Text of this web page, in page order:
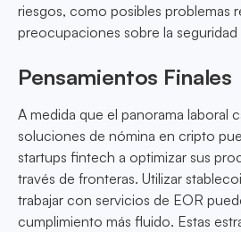
riesgos, como posibles problemas
preocupaciones sobre la seguridad
Pensamientos Finales
A medida que el panorama laboral
soluciones de nómina en cripto
startups fintech a optimizar sus
través de fronteras. Utilizar
trabajar con servicios de EOR
cumplimiento más fluido. Estas